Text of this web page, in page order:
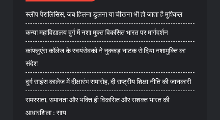
स्लीप पैरालिसिस, जब हिलना डुलना या चीखना भी हो जाता है मुश्किल
कन्या महाविद्यालय दुर्ग में नशा मुक्त विकसित भारत पर मार्गदर्शन
कांफ्लुएंस कॉलेज के स्वयंसेवकों ने नुक्कड़ नाटक से दिया नशामुक्ति का
संदेश
दुर्ग साइंस कालेज में दीक्षारंभ समारोह, दी राष्ट्रीय शिक्षा नीति की जानकारी
समरसता, समानता और भक्ति ही विकसित और सशक्त भारत की
आधारशिला : साय